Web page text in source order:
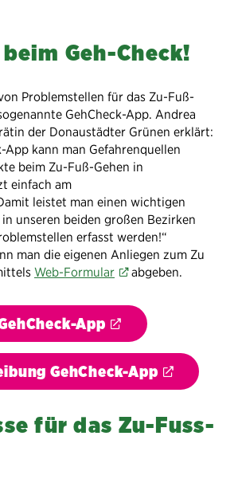
Geh-Check!
Problemstellen für das Zu-Fuß-
GehCheck-App. Andrea
der Donaustädter Grünen erklärt:
App kann man Gefahrenquellen
beim Zu-Fuß-Gehen in
einfach am
leistet man einen wichtigen
unseren beiden großen Bezirken
erfasst werden!“
man die eigenen Anliegen zum Zu
Web-Formular abgeben.
App
GehCheck-App
für das Zu-Fuss-